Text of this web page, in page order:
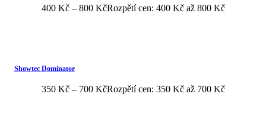
400 Kč – 800 KčRozpětí cen: 400 Kč až 800 Kč
Showtec Dominator
350 Kč – 700 KčRozpětí cen: 350 Kč až 700 Kč